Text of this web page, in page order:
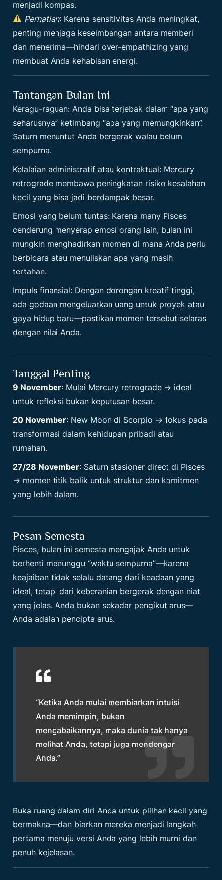
menjadi kompas.
Perhatian: Karena sensitivitas Anda meningkat,
penting menjaga keseimbangan antara memberi
dan menerima—hindari over-empathizing yang
membuat Anda kehabisan energi.
Tantangan Bulan Ini
Keragu-raguan: Anda bisa terjebak dalam “apa yang
seharusnya” ketimbang “apa yang memungkinkan”.
Saturn menuntut Anda bergerak walau belum
sempurna.
Kelalaian administratif atau kontraktual: Mercury
retrograde membawa peningkatan risiko kesalahan
kecil yang bisa jadi berdampak besar.
Emosi yang belum tuntas: Karena many Pisces
cenderung menyerap emosi orang lain, bulan ini
mungkin menghadirkan momen di mana Anda perlu
berbicara atau menuliskan apa yang masih
tertahan.
Impuls finansial: Dengan dorongan kreatif tinggi,
ada godaan mengeluarkan uang untuk proyek atau
gaya hidup baru—pastikan momen tersebut selaras
dengan nilai Anda.
Tanggal Penting
9 November: Mulai Mercury retrograde → ideal
untuk refleksi bukan keputusan besar.
20 November: New Moon di Scorpio → fokus pada
transformasi dalam kehidupan pribadi atau
rumahan.
27/28 November: Saturn stasioner direct di Pisces
→ momen titik balik untuk struktur dan komitmen
yang lebih dalam.
Pesan Semesta
Pisces, bulan ini semesta mengajak Anda untuk
berhenti menunggu “waktu sempurna”—karena
keajaiban tidak selalu datang dari keadaan yang
ideal, tetapi dari keberanian bergerak dengan niat
yang jelas. Anda bukan sekadar pengikut arus—
Anda adalah pencipta arus.
“Ketika Anda mulai membiarkan intuisi
Anda memimpin, bukan
mengabaikannya, maka dunia tak hanya
melihat Anda, tetapi juga mendengar
Anda.”
Buka ruang dalam diri Anda untuk pilihan kecil yang
bermakna—dan biarkan mereka menjadi langkah
pertama menuju versi Anda yang lebih murni dan
penuh kejelasan.